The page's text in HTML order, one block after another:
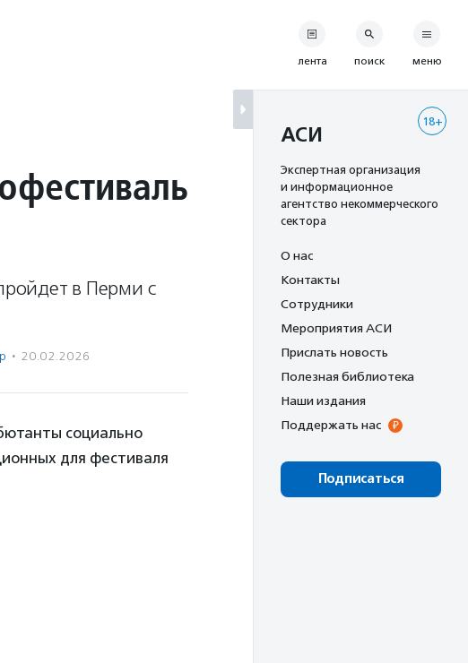
в Перми с
· 20.02.2026
социально
для фестиваля
лента поиск меню
18+
АСИ
Экспертная организация
и информационное
агентство некоммерческого
сектора
О нас
Контакты
Сотрудники
Мероприятия АСИ
Прислать новость
Полезная библиотека
Наши издания
Поддержать нас
Подписаться